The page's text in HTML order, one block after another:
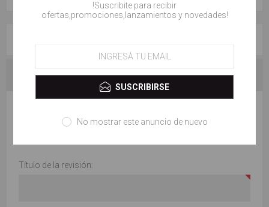
CONTACTENOS
ESCRIBE TU PROPIO COMENTARIO
Título de la revisión:
!Suscribite para recibir
ofertas,promociones,lanzamientos y novedades!
SUSCRIBIRSE
No mostrar este anuncio de nuevo